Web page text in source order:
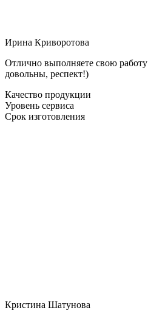
Ирина Криворотова
Отлично выполняете свою
довольны, респект!)
Качество продукции
Уровень сервиса
Срок изготовления
Кристина Шатунова